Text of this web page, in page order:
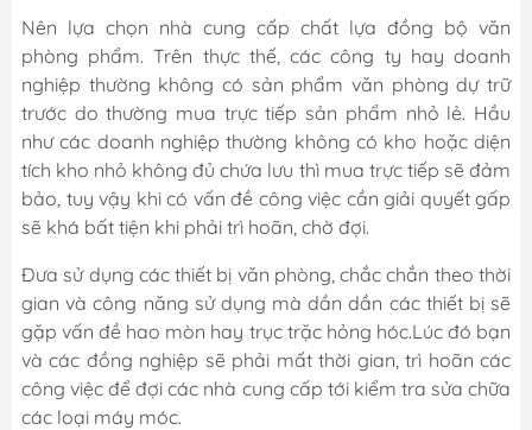
Nên lựa chọn nhà cung cấp chất lựa đồng bộ văn
phòng phẩm. Trên thực thế, các công ty hay doanh
nghiệp thường không có sản phẩm văn phòng dự trữ
trước do thường mua trực tiếp sản phẩm nhỏ lẻ. Hầu
như các doanh nghiệp thường không có kho hoặc diện
tích kho nhỏ không đủ chứa lưu thì mua trực tiếp sẽ đảm
bảo, tuy vậy khi có vấn đề công việc cần giải quyết gấp
sẽ khá bất tiện khi phải trì hoãn, chờ đợi.
Đưa sử dụng các thiết bị văn phòng, chắc chắn theo thời
gian và công năng sử dụng mà dần dần các thiết bị sẽ
gặp vấn đề hao mòn hay trục trặc hỏng hóc.Lúc đó bạn
và các đồng nghiệp sẽ phải mất thời gian, trì hoãn các
công việc để đợi các nhà cung cấp tới kiểm tra sửa chữa
các loại máy móc.